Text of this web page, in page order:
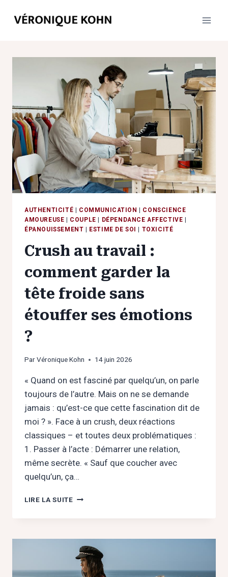
AUTHENTICITÉ | COMMUNICATION | CONSCIENCE
AMOUREUSE | COUPLE | DÉPENDANCE AFFECTIVE |
ÉPANOUISSEMENT | ESTIME DE SOI | TOXICITÉ
Crush au travail :
comment garder la
tête froide sans
étouffer ses émotions
?
ParVéronique Kohn 14 juin 2026
« Quand on est fasciné par quelqu’un, on parle
toujours de l’autre. Mais on ne se demande
jamais : qu’est-ce que cette fascination dit de
moi ? ». Face à un crush, deux réactions
classiques – et toutes deux problématiques :
1. Passer à l’acte : Démarrer une relation,
même secrète. « Sauf que coucher avec
quelqu’un, ça…
LIRE LA SUITECRUSH
COMMENT
GARDER
LA
TÊTE